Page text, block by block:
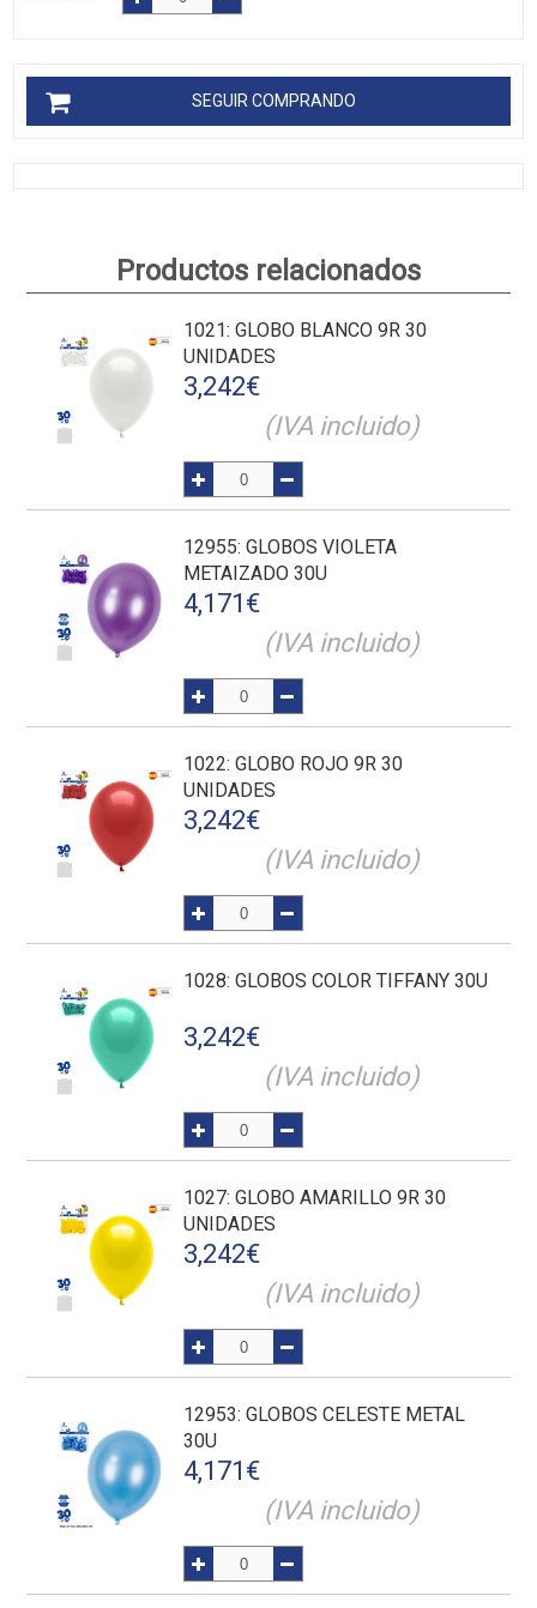
SEGUIR COMPRANDO
Productos relacionados
1021: GLOBO BLANCO 9R 30
UNIDADES
3,242€
(IVA incluido)
12955: GLOBOS VIOLETA
METAIZADO 30U
4,171 €
(IVA incluido)
1022: GLOBO ROJO 9R 30
UNIDADES
3,242€
(IVA incluido)
1028: GLOBOS COLOR TIFFANY 30U
3,242€
(IVA incluido)
1027: GLOBO AMARILLO 9R 30
UNIDADES
3,242€
(IVA incluido)
12953: GLOBOS CELESTE METAL
30U
4,171 €
(IVA incluido)